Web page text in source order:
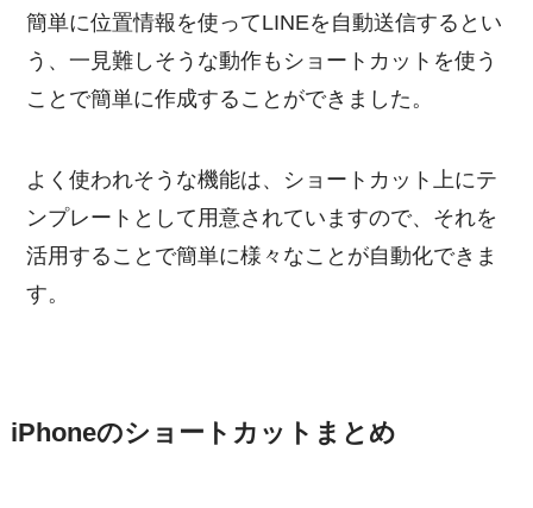
簡単に位置情報を使ってLINEを自動送信するとい
う、一見難しそうな動作もショートカットを使う
ことで簡単に作成することができました。
よく使われそうな機能は、ショートカット上にテ
ンプレートとして用意されていますので、それを
活用することで簡単に様々なことが自動化できま
す。
iPhoneのショートカットまとめ